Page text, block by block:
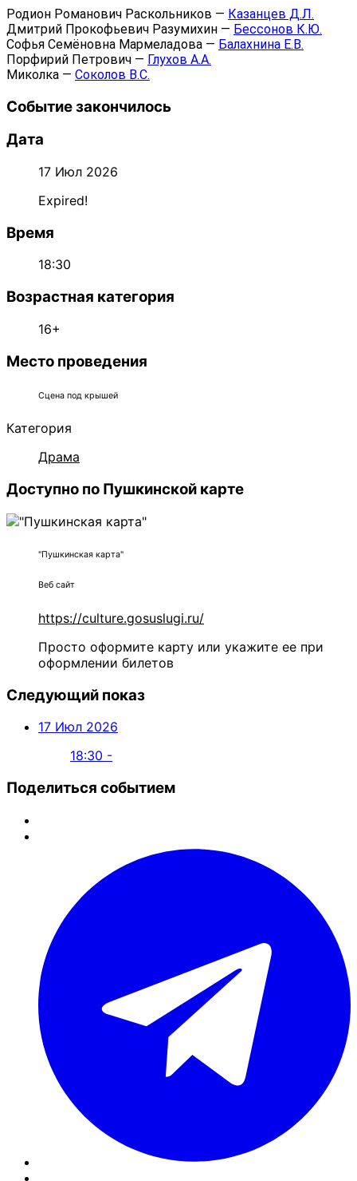
Родион Романович Раскольников — Казанцев Д.Л.
Дмитрий Прокофьевич Разумихин — Бессонов К.Ю.
Софья Семёновна Мармеладова — Балахнина Е.В.
Порфирий Петрович — Глухов А.А.
Миколка — Соколов В.С.
Событие закончилось
Дата
17 Июл 2026
Expired!
Время
18:30
Возрастная категория
16+
Место проведения
Сцена под крышей
Категория
Драма
Доступно по Пушкинской карте
"Пушкинская карта"
Веб сайт
https://culture.gosuslugi.ru/
Просто оформите карту или укажите ее при
оформлении билетов
Следующий показ
17 Июл 2026
18:30 -
Поделиться событием